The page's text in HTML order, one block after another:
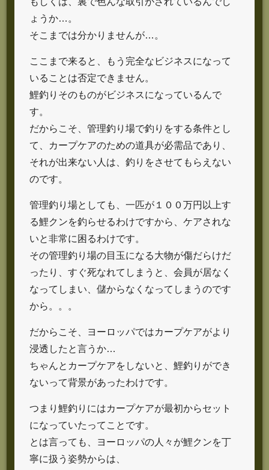
ょうか…。
そこまでは分かりませんが…。
ここまで来ると、もう完全なビジネスになって
いることは否定できません。
鯉釣りそのものがビジネスになっているんで
す。
だからこそ、管理釣り場で釣りをする条件とし
て、カープケアのための道具が必需品であり、
それが出来ない人は、釣りをさせてもらえない
のです。
管理釣り場としても、一匹が１００万円以上す
る鯉クンを釣らせるわけですから、ケアされな
いと非常に困るわけです。
その管理釣り場の目玉になる大物が傷だらけだ
ったり、すぐ死なれてしまうと、会員が居なく
なってしまい、儲からなくなってしまうのです
から。。。
だからこそ、ヨーロッパではカープケアがより
浸透したと言うか…
ちゃんとカープケアをしないと、鯉釣りができ
ないって背景があったわけです。
つまり鯉釣りにはカープケアが最初からセット
になっていたってことです。
とは言っても、ヨーロッパの人々が鯉クンを丁
寧に扱う姿勢からは、